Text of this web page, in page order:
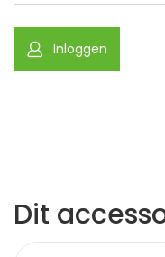
Inloggen
Dit